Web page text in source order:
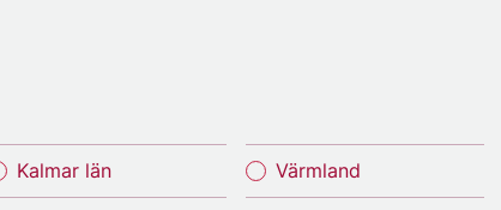
Kalmar län Värmland